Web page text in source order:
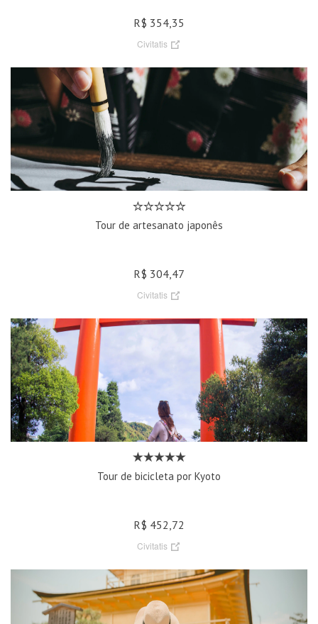
R$ 354,35
Civitatis
Tour de artesanato japonês
R$ 304,47
Civitatis
Tour de bicicleta por Kyoto
R$ 452,72
Civitatis